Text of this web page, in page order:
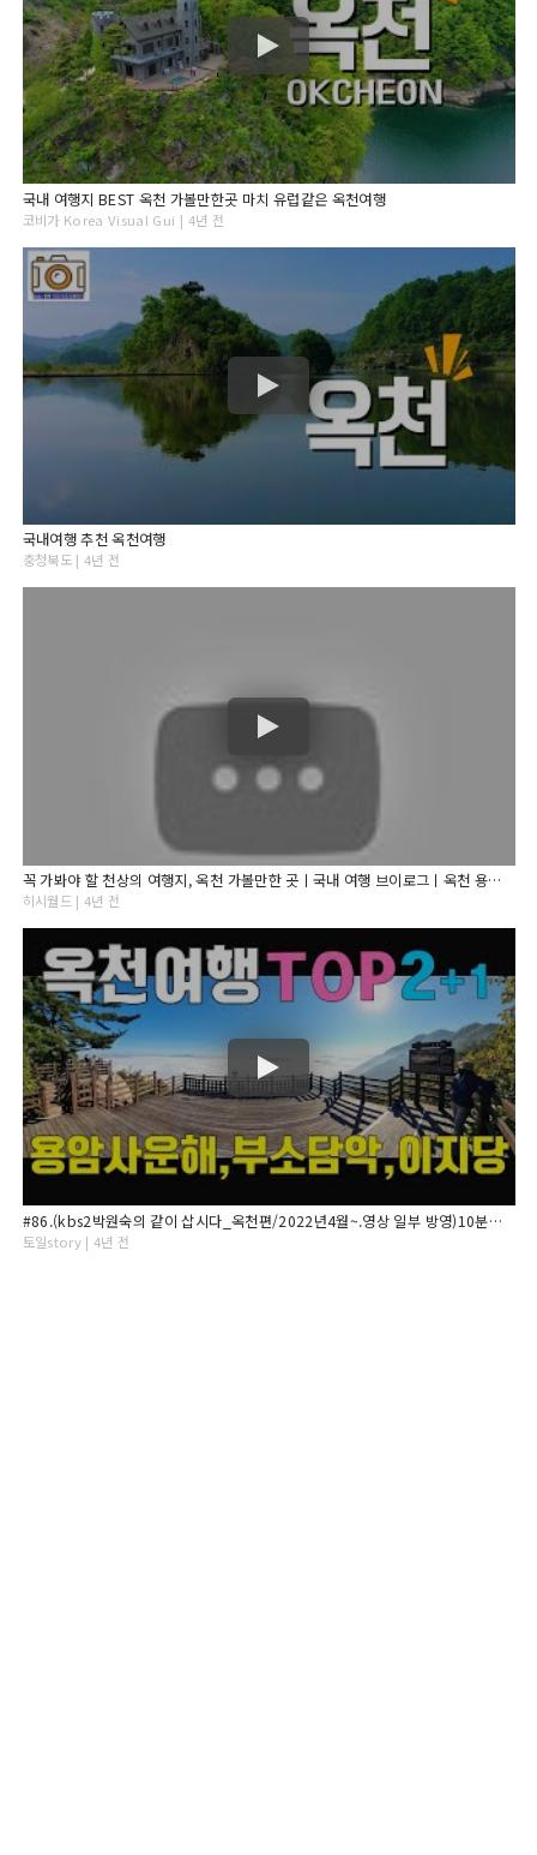
국내 여행지 BEST 옥천 가볼만한곳 마치 유럽같은 옥천여행
코비가 Korea Visual Gui | 4년 전
국내여행 추천 옥천여행
충청북도 | 4년 전
꼭 가봐야 할 천상의 여행지, 옥천 가볼만한 곳ㅣ국내 여행 브이로그ㅣ옥천 용암사, 수생식물학습원
히시월드 | 4년 전
#86.(kbs2박원숙의 같이 삽시다_옥천편/2022년4월~.영상 일부 방영)10분만 걸으면 구름바다를 볼수 있는 곳. 일출 명소.옥천여행.장령산 용암사 운해,이지당,부소담악.
토일story | 4년 전